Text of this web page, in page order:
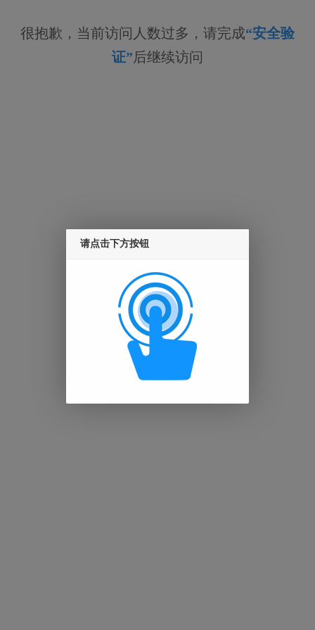
很抱歉，当前访问人数过多，请完成“安全验
证”后继续访问
请点击下方按钮